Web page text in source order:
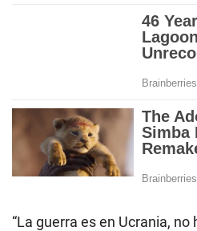
“La guerra es en Ucrania,